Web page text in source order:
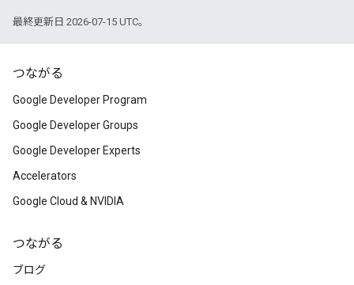
最終更新日 2026-07-15 UTC。
つながる
Google Developer Program
Google Developer Groups
Google Developer Experts
Accelerators
Google Cloud & NVIDIA
つながる
ブログ